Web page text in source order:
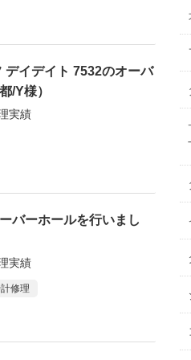
デイデイト 7532のオーバ
/Y様）
実績
バーホールを行いまし
実績
修理